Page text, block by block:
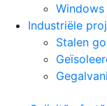
Windows
Industriële
Stalen